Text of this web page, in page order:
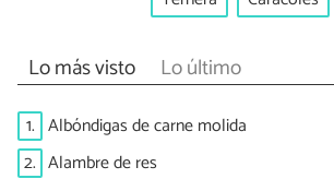
Lo más visto Lo último
1. Albóndigas de carne molida
2. Alambre de res